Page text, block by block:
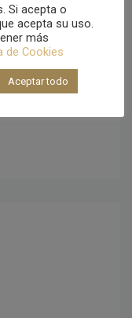
Si acepta o
acepta su uso.
más
de Cookies
Aceptar todo